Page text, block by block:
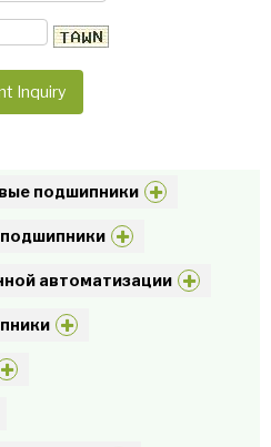
подшипники
автоматизации